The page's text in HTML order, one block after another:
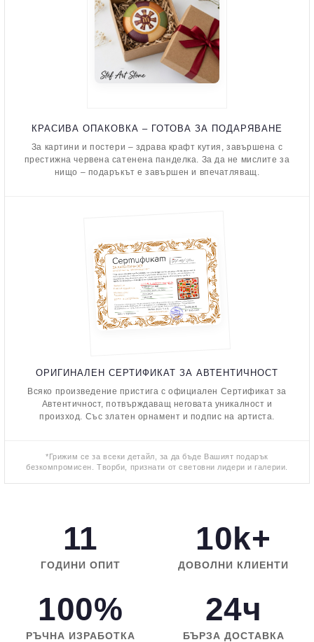
КРАСИВА ОПАКОВКА – ГОТОВА ЗА ПОДАРЯВАНЕ
За картини и постери – здрава крафт кутия, завършена с
престижна червена сатенена панделка. За да не мислите за
нищо – подаръкът е завършен и впечатляващ.
ОРИГИНАЛЕН СЕРТИФИКАТ ЗА АВТЕНТИЧНОСТ
Всяко произведение пристига с официален Сертификат за
Автентичност, потвърждаващ неговата уникалност и
произход. Със златен орнамент и подпис на артиста.
*Грижим се за всеки детайл, за да бъде Вашият подарък
безкомпромисен. Творби, признати от световни лидери и галерии.
11
ГОДИНИ ОПИТ
10k+
ДОВОЛНИ КЛИЕНТИ
100%
РЪЧНА ИЗРАБОТКА
24ч
БЪРЗА ДОСТАВКА